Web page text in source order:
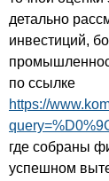
детально
инвестиций,
по ссылке
https://
где собраны
успешном